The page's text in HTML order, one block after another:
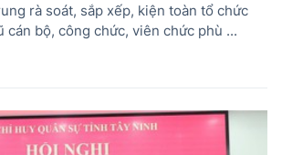
rà soát, sắp xếp, kiện toàn tổ chức
cán bộ, công chức, viên chức phù ...